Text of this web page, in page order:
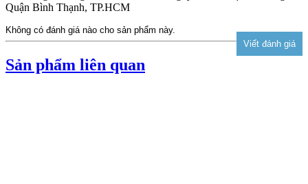
Quận Bình Thạnh, TP.HCM
Không có đánh giá nào cho sản phẩm này.
Sản phẩm liên quan